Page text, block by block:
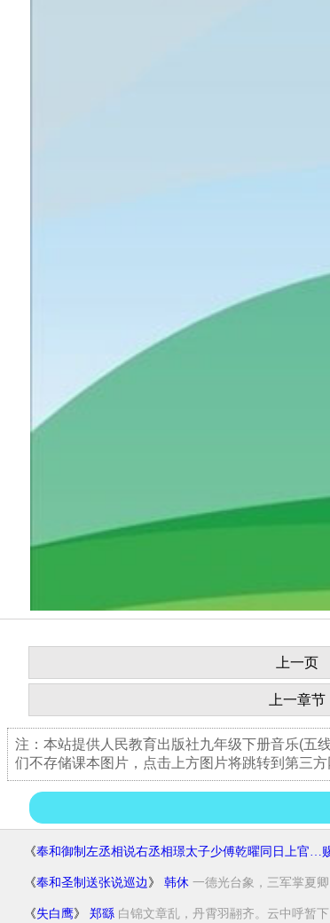
上一页
上一章节
注：本站提供人民教育出版社九年级下册音乐(五
们不存储课本图片，点击上方图片将跳转到第三
《奉和御制左丞相说右丞相璟太子少傅乾曜同日上官…
《奉和圣制送张说巡边 》 韩休 一德光台象，三军掌夏
《失白鹰》 郑繇 白锦文章乱，丹霄羽翮齐。云中呼暂